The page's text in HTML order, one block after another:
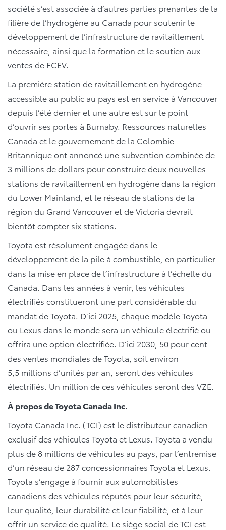
société s’est associée à d’autres parties prenantes de la
filière de l’hydrogène au Canada pour soutenir le
développement de l’infrastructure de ravitaillement
nécessaire, ainsi que la formation et le soutien aux
ventes de FCEV.
La première station de ravitaillement en hydrogène
accessible au public au pays est en service à Vancouver
depuis l’été dernier et une autre est sur le point
d’ouvrir ses portes à Burnaby. Ressources naturelles
Canada et le gouvernement de la Colombie-
Britannique ont annoncé une subvention combinée de
3 millions de dollars pour construire deux nouvelles
stations de ravitaillement en hydrogène dans la région
du Lower Mainland, et le réseau de stations de la
région du Grand Vancouver et de Victoria devrait
bientôt compter six stations.
Toyota est résolument engagée dans le
développement de la pile à combustible, en particulier
dans la mise en place de l’infrastructure à l’échelle du
Canada. Dans les années à venir, les véhicules
électrifiés constitueront une part considérable du
mandat de Toyota. D’ici 2025, chaque modèle Toyota
ou Lexus dans le monde sera un véhicule électrifié ou
offrira une option électrifiée. D’ici 2030, 50 pour cent
des ventes mondiales de Toyota, soit environ
5,5 millions d’unités par an, seront des véhicules
électrifiés. Un million de ces véhicules seront des VZE.
À propos de Toyota Canada Inc.
Toyota Canada Inc. (TCI) est le distributeur canadien
exclusif des véhicules Toyota et Lexus. Toyota a vendu
plus de 8 millions de véhicules au pays, par l’entremise
d’un réseau de 287 concessionnaires Toyota et Lexus.
Toyota s’engage à fournir aux automobilistes
canadiens des véhicules réputés pour leur sécurité,
leur qualité, leur durabilité et leur fiabilité, et à leur
offrir un service de qualité. Le siège social de TCI est